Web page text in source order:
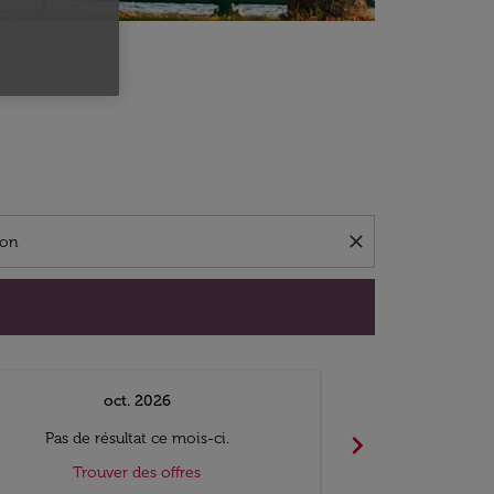
close
oct. 2026
Pas de résultat ce mois-ci.
Trouver des offres
chevron_right